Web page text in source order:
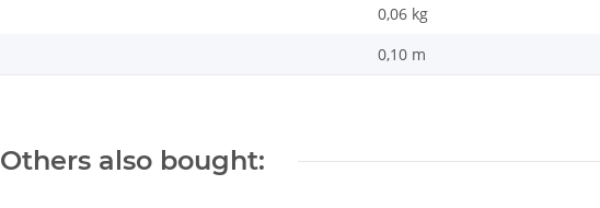
0,06 kg
0,10 m
Others also bought: